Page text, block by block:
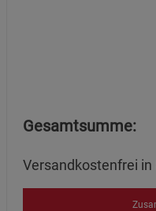
Gesamtsumme:
Versandkostenfrei in